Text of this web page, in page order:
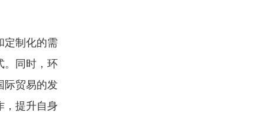
定制化的需
。同时，环
际贸易的发
，提升自身